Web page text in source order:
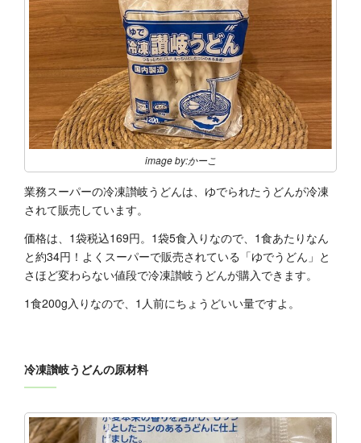
image by:かーこ
業務スーパーの冷凍讃岐うどんは、ゆでられたうどんが冷凍
されて販売しています。
価格は、1袋税込169円。1袋5食入りなので、1食あたりなん
と約34円！よくスーパーで販売されている「ゆでうどん」と
さほど変わらない値段で冷凍讃岐うどんが購入できます。
1食200g入りなので、1人前にちょうどいい量ですよ。
冷凍讃岐うどんの原材料